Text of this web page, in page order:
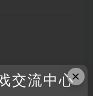
×
交流中心